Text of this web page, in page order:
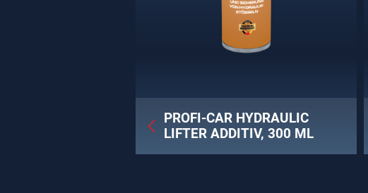
PROFI-CAR HYDRAULIC
LIFTER ADDITIV, 300 ML